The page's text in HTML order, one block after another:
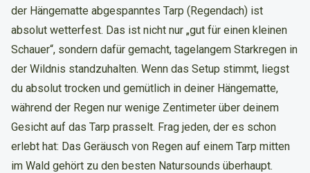
der Hängematte abgespanntes Tarp (Regendach) ist
absolut wetterfest. Das ist nicht nur „gut für einen kleinen
Schauer“, sondern dafür gemacht, tagelangem Starkregen in
der Wildnis standzuhalten. Wenn das Setup stimmt, liegst
du absolut trocken und gemütlich in deiner Hängematte,
während der Regen nur wenige Zentimeter über deinem
Gesicht auf das Tarp prasselt. Frag jeden, der es schon
erlebt hat: Das Geräusch von Regen auf einem Tarp mitten
im Wald gehört zu den besten Natursounds überhaupt.